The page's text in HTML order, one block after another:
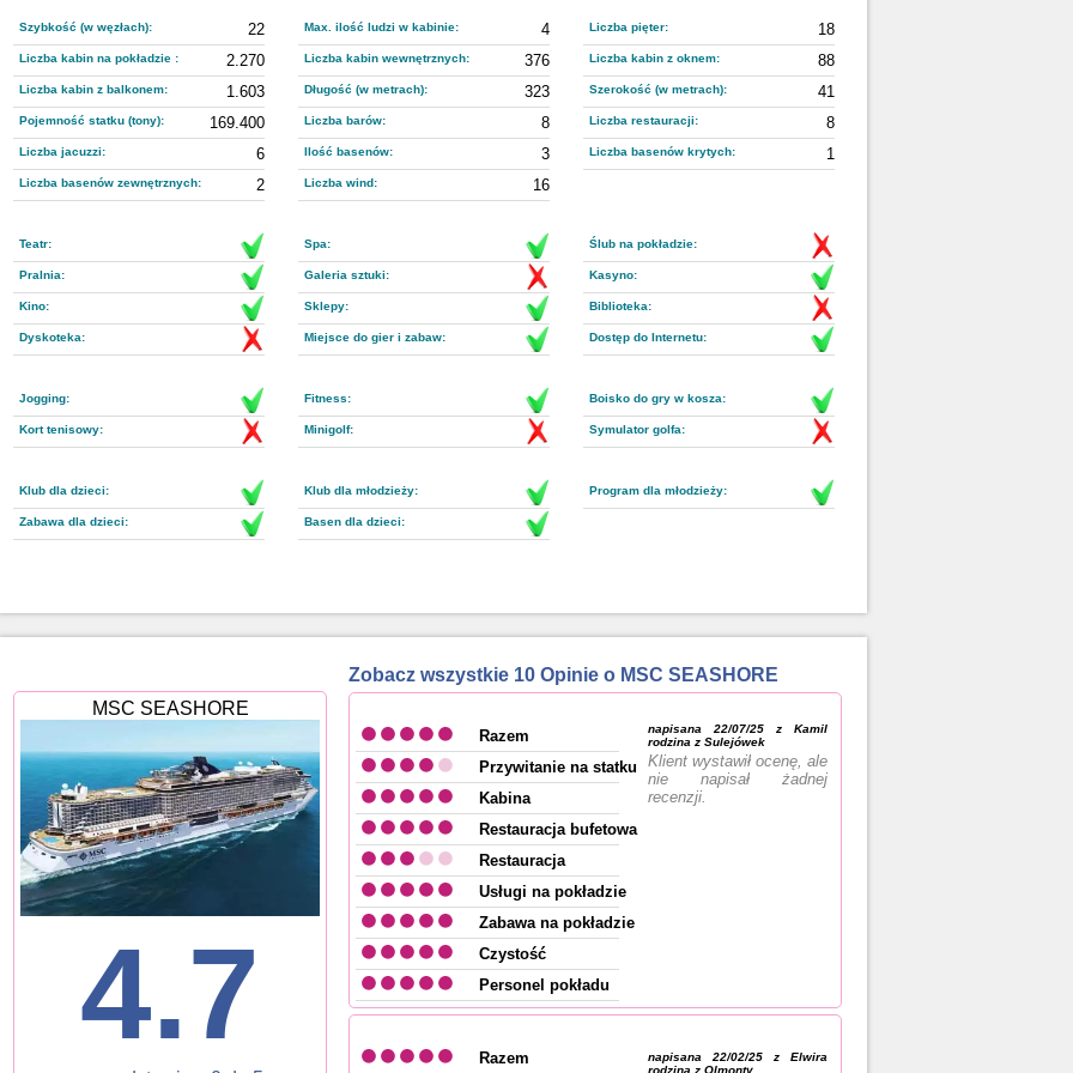
Szybkość (w węzłach): 22 Max. ilość ludzi w kabinie: 4 Liczba pięter: 18
Liczba kabin na pokładzie : 2.270 Liczba kabin wewnętrznych: 376 Liczba kabin z oknem: 88
Liczba kabin z balkonem: 1.603 Długość (w metrach): 323 Szerokość (w metrach): 41
Pojemność statku (tony): 169.400 Liczba barów: 8 Liczba restauracji: 8
Liczba jacuzzi: 6 Ilość basenów: 3 Liczba basenów krytych: 1
Liczba basenów zewnętrznych: 2 Liczba wind: 16
Teatr: Spa: Ślub na pokładzie:
Pralnia: Galeria sztuki: Kasyno:
Kino: Sklepy: Biblioteka:
Dyskoteka: Miejsce do gier i zabaw: Dostęp do Internetu:
Jogging: Fitness: Boisko do gry w kosza:
Kort tenisowy: Minigolf: Symulator golfa:
Klub dla dzieci: Klub dla młodzieży: Program dla młodzieży:
Zabawa dla dzieci: Basen dla dzieci:
MSC SEASHORE
4.7
Zobacz wszystkie 10 Opinie o MSC SEASHORE
napisana 22/07/25 z Kamil
rodzina z Sulejówek
Klient wystawił ocenę, ale
nie napisał żadnej
recenzji.
Razem
Przywitanie na statku
Kabina
Restauracja bufetowa
Restauracja
Usługi na pokładzie
Zabawa na pokładzie
Czystość
Personel pokładu
napisana 22/02/25 z Elwira
rodzina z Olmonty
Razem